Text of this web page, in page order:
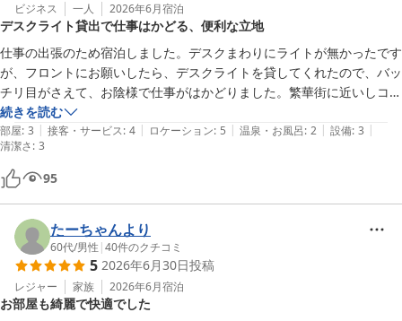
ビジネス 一人 2026年6月宿泊
デスクライト貸出で仕事はかどる、便利な立地
仕事の出張のため宿泊しました。デスクまわりにライトが無かったです
が、フロントにお願いしたら、デスクライトを貸してくれたので、バッ
チリ目がさえて、お陰様で仕事がはかどりました。繁華街に近いしコン
ビニが隣なので、便利な立地で以前から利用させていただいています。
続きを読む
部屋: 3 | 接客・サービス: 4 | ロケーション: 5 | 温泉・お風呂: 2 | 設備: 3 |
清潔さ: 3
95
たーちゃんより
60代/男性 |40件のクチコミ
5 2026年6月30日投稿
レジャー 家族 2026年6月宿泊
お部屋も綺麗で快適でした